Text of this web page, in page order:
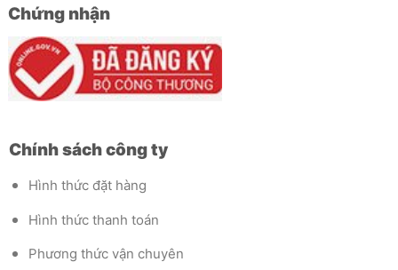
Chứng nhận
Chính sách công ty
Hình thức đặt hàng
Hình thức thanh toán
Phương thức vận chuyên